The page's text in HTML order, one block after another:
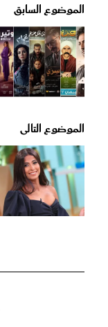
الموضوع السابق
الموضوع التالى